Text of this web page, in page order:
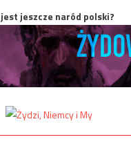
jest jeszcze naród polski?